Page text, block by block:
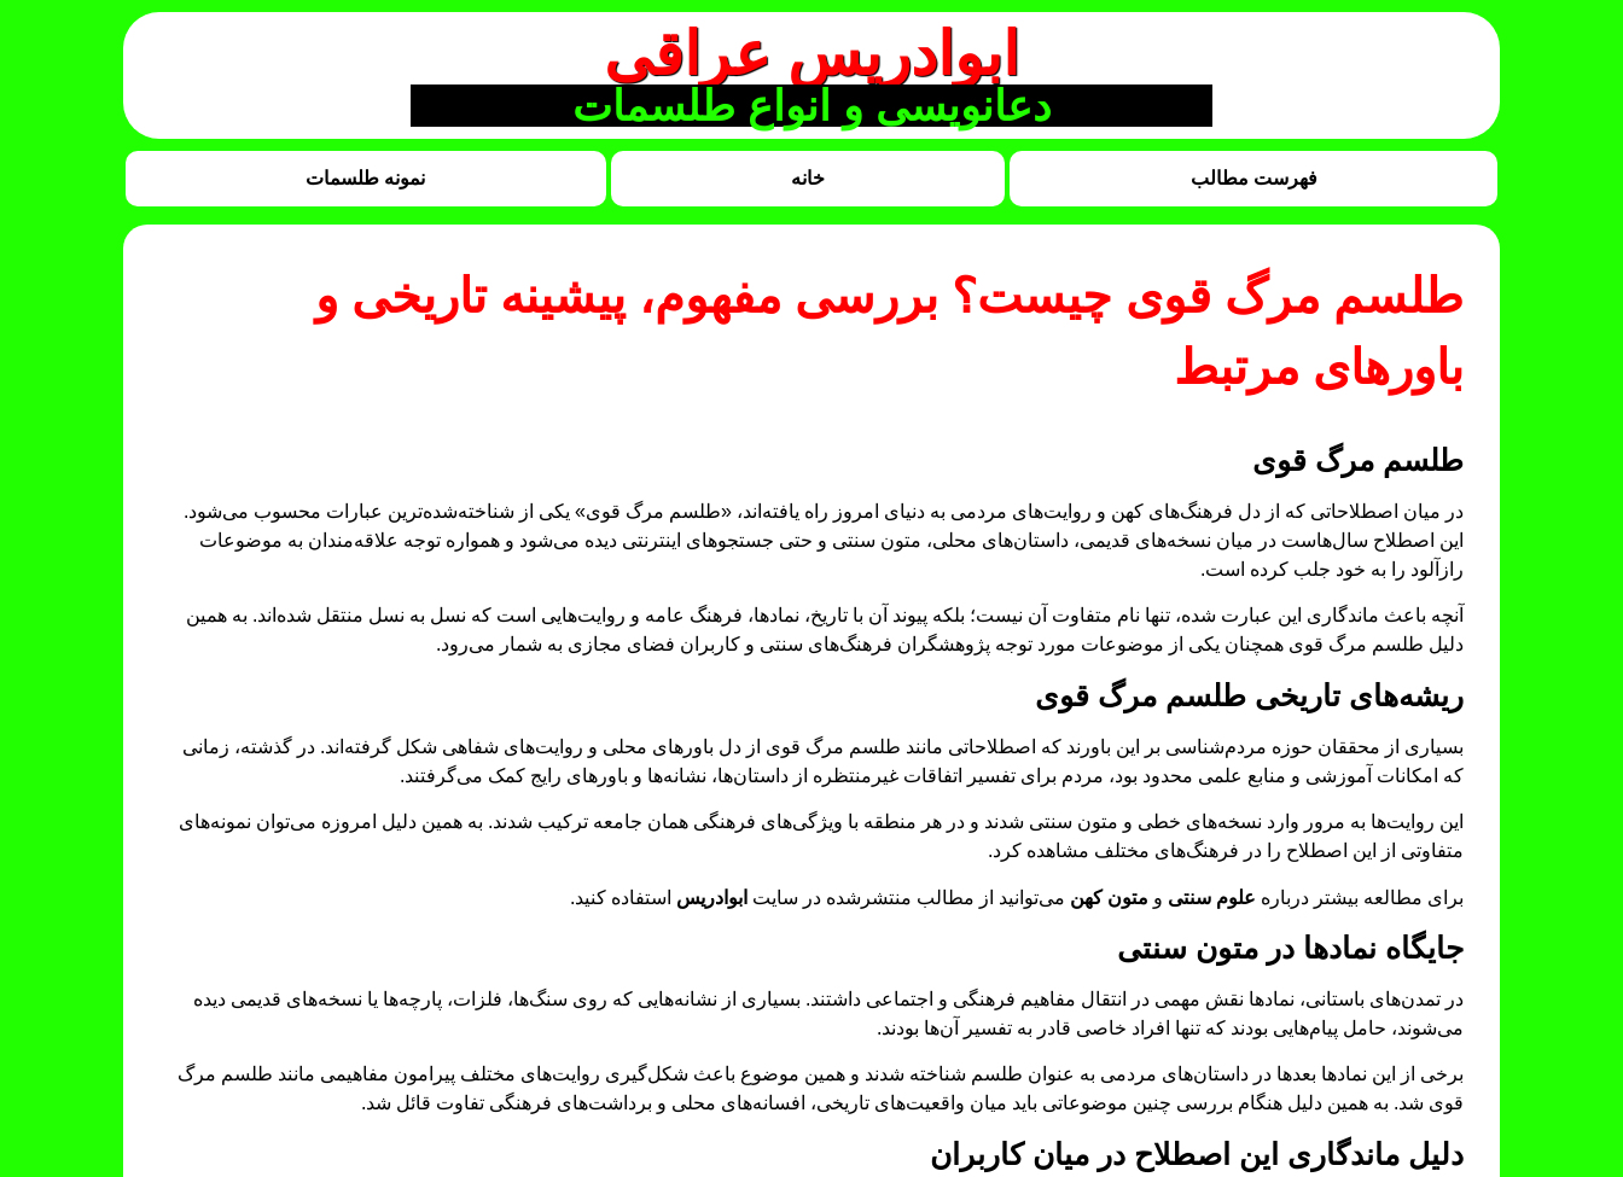
ابوادریس عراقی
دعانویسی و انواع طلسمات
فهرست مطالب خانه نمونه طلسمات
طلسم مرگ قوی چیست؟ بررسی مفهوم، پیشینه تاریخی و
باورهای مرتبط
طلسم مرگ قوی
در میان اصطلاحاتی که از دل فرهنگ‌های کهن و روایت‌های مردمی به دنیای امروز راه یافته‌اند، «طلسم مرگ قوی» یکی از شناخته‌شده‌ترین عبارات محسوب می‌شود.
این اصطلاح سال‌هاست در میان نسخه‌های قدیمی، داستان‌های محلی، متون سنتی و حتی جستجوهای اینترنتی دیده می‌شود و همواره توجه علاقه‌مندان به موضوعات
رازآلود را به خود جلب کرده است.
آنچه باعث ماندگاری این عبارت شده، تنها نام متفاوت آن نیست؛ بلکه پیوند آن با تاریخ، نمادها، فرهنگ عامه و روایت‌هایی است که نسل به نسل منتقل شده‌اند. به همین
دلیل طلسم مرگ قوی همچنان یکی از موضوعات مورد توجه پژوهشگران فرهنگ‌های سنتی و کاربران فضای مجازی به شمار می‌رود.
ریشه‌های تاریخی طلسم مرگ قوی
بسیاری از محققان حوزه مردم‌شناسی بر این باورند که اصطلاحاتی مانند طلسم مرگ قوی از دل باورهای محلی و روایت‌های شفاهی شکل گرفته‌اند. در گذشته، زمانی
که امکانات آموزشی و منابع علمی محدود بود، مردم برای تفسیر اتفاقات غیرمنتظره از داستان‌ها، نشانه‌ها و باورهای رایج کمک می‌گرفتند.
این روایت‌ها به مرور وارد نسخه‌های خطی و متون سنتی شدند و در هر منطقه با ویژگی‌های فرهنگی همان جامعه ترکیب شدند. به همین دلیل امروزه می‌توان نمونه‌های
متفاوتی از این اصطلاح را در فرهنگ‌های مختلف مشاهده کرد.
برای مطالعه بیشتر درباره علوم سنتی و متون کهن می‌توانید از مطالب منتشرشده در سایت ابوادریس استفاده کنید.
جایگاه نمادها در متون سنتی
در تمدن‌های باستانی، نمادها نقش مهمی در انتقال مفاهیم فرهنگی و اجتماعی داشتند. بسیاری از نشانه‌هایی که روی سنگ‌ها، فلزات، پارچه‌ها یا نسخه‌های قدیمی دیده
می‌شوند، حامل پیام‌هایی بودند که تنها افراد خاصی قادر به تفسیر آن‌ها بودند.
برخی از این نمادها بعدها در داستان‌های مردمی به عنوان طلسم شناخته شدند و همین موضوع باعث شکل‌گیری روایت‌های مختلف پیرامون مفاهیمی مانند طلسم مرگ
قوی شد. به همین دلیل هنگام بررسی چنین موضوعاتی باید میان واقعیت‌های تاریخی، افسانه‌های محلی و برداشت‌های فرهنگی تفاوت قائل شد.
دلیل ماندگاری این اصطلاح در میان کاربران